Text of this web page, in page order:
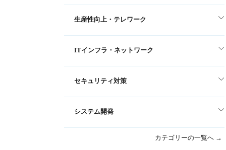
生産性向上・テレワーク
ITインフラ・ネットワーク
セキュリティ対策
システム開発
カテゴリーの一覧へ →